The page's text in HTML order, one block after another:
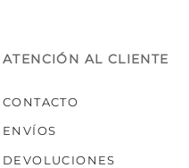
ATENCIÓN AL CLIENTE
CONTACTO
ENVÍOS
DEVOLUCIONES